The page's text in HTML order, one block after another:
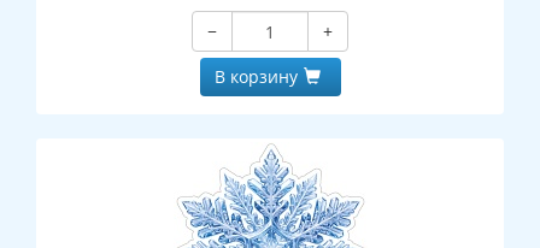
−
+
В корзину